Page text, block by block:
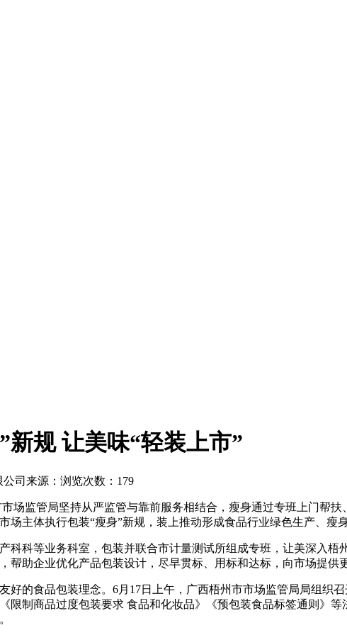
新规 让美味“轻装上市”
司 来源： 浏览次数：179
场监管局坚持从严监管与靠前服务相结合，瘦身通过专班上门帮
场主体执行包装“瘦身”新规，装上推动形成食品行业绿色生产、瘦
科科等业务科室，包装并联合市计量测试所组成专班，让美深入梧
帮助企业优化产品包装设计，尽早贯标、用标和达标，向市场提供
好的食品包装理念。6月17日上午，广西梧州市市场监管局局组织
限制商品过度包装要求 食品和化妆品》《预包装食品标签通则》